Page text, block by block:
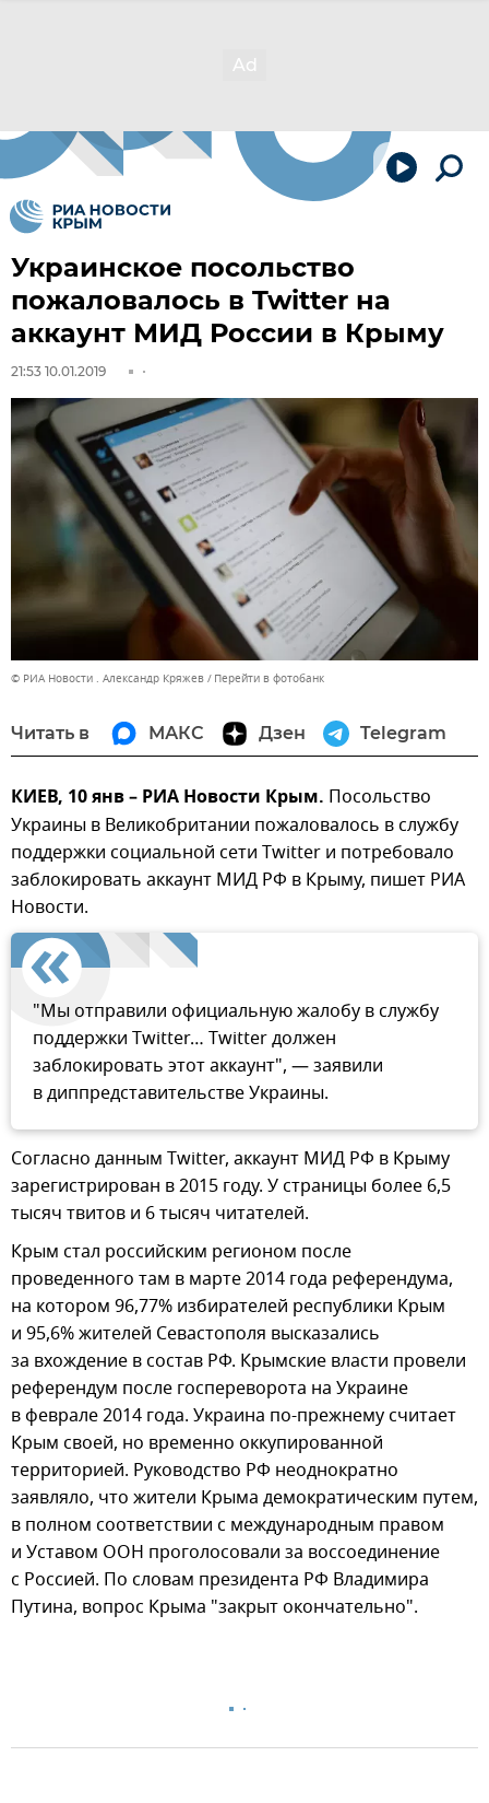
Украинское посольство
пожаловалось в Twitter на
аккаунт МИД России в Крыму
21:53 10.01.2019
© РИА Новости . Александр Кряжев Перейти в фотобанк
Читать в МАКС Дзен Telegram
КИЕВ, 10 янв – РИА Новости Крым. Посольство
Украины в Великобритании пожаловалось в службу
поддержки социальной сети Twitter и потребовало
заблокировать аккаунт МИД РФ в Крыму, пишет РИА
Новости.
"Мы отправили официальную жалобу в службу
поддержки Twitter… Twitter должен
заблокировать этот аккаунт", — заявили
в диппредставительстве Украины.
Согласно данным Twitter, аккаунт МИД РФ в Крыму
зарегистрирован в 2015 году. У страницы более 6,5
тысяч твитов и 6 тысяч читателей.
Крым стал российским регионом после
проведенного там в марте 2014 года референдума,
на котором 96,77% избирателей республики Крым
и 95,6% жителей Севастополя высказались
за вхождение в состав РФ. Крымские власти провели
референдум после госпереворота на Украине
в феврале 2014 года. Украина по-прежнему считает
Крым своей, но временно оккупированной
территорией. Руководство РФ неоднократно
заявляло, что жители Крыма демократическим путем,
в полном соответствии с международным правом
и Уставом ООН проголосовали за воссоединение
с Россией. По словам президента РФ Владимира
Путина, вопрос Крыма "закрыт окончательно".